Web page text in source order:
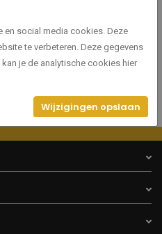
231410
en social media cookies. Deze
te verbeteren. Deze gegevens
je de analytische cookies hier
Wijzigingen opslaan